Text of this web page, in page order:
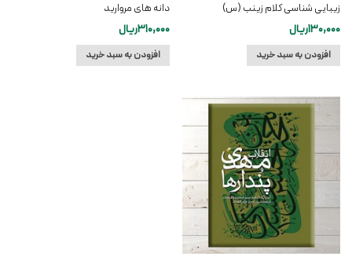
زیبایی شناسی کلام زینب (س)
130,000ریال
افزودن به سبد خرید
دانه های مروارید
310,000ریال
افزودن به سبد خرید